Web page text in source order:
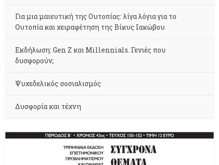
Για μια μαιευτική της Ουτοπίας: λίγα λόγια για το
Ουτοπία και χειραφέτηση της Βίκυς Ιακώβου
Εκδήλωση: Gen Z και Millennials. Γενιές που
δυσφορούν;
Ψυχεδελικός σοσιαλισμός
Δυσφορία και τέχνη